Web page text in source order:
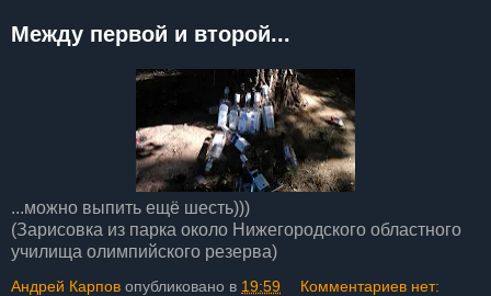
Между первой и второй...
...можно выпить ещё шесть)))
(Зарисовка из парка около Нижегородского областного
училища олимпийского резерва)
Андрей Карпов опубликовано в 19:59 Комментариев нет: